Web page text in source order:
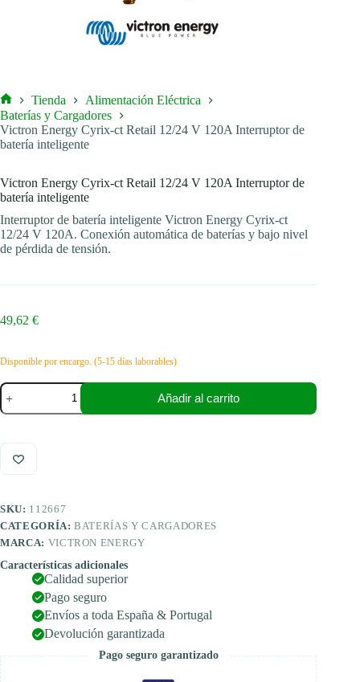
Inicio
Tienda
Alimentación Eléctrica
Baterías y Cargadores
Victron Energy Cyrix-ct Retail 12/24 V 120A Interruptor de
batería inteligente
Victron Energy Cyrix-ct Retail 12/24 V 120A Interruptor de
batería inteligente
Interruptor de batería inteligente Victron Energy Cyrix-ct
12/24 V 120A. Conexión automática de baterías y bajo nivel
de pérdida de tensión.
49,62 €
Disponible por encargo. (5-15 días laborables)
Victron
Energy
Cyrix-
Retail
12/24
V
de
batería
inteligente
Añadir al carrito
SKU: 112667
CATEGORÍA:BATERÍAS Y CARGADORES
MARCA: VICTRON ENERGY
Características adicionales
Calidad superior
Pago seguro
Envíos a toda España & Portugal
Devolución garantizada
Pago seguro garantizado